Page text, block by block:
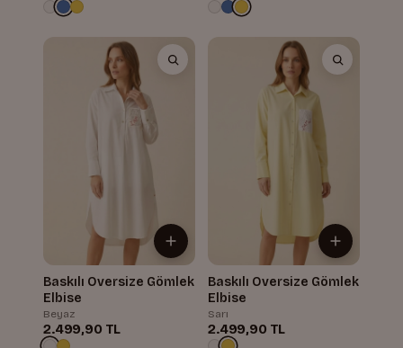
Baskılı Oversize Gömlek
Elbise
Beyaz
2.499,90 TL
Baskılı Oversize Gömlek
Elbise
Sarı
2.499,90 TL